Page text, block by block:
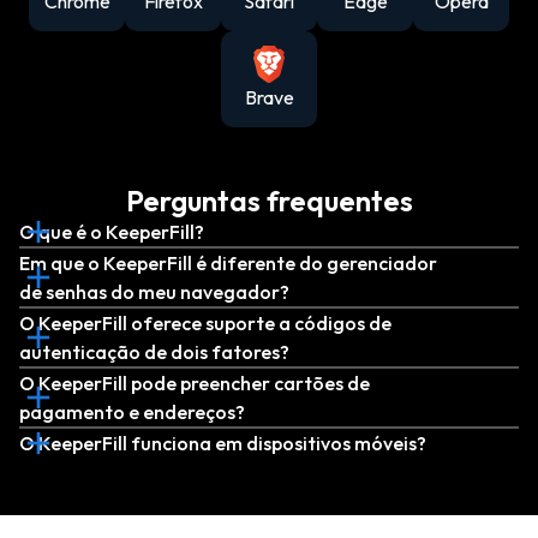
Brave
Perguntas frequentes
O que é o KeeperFill?
Em que o KeeperFill é diferente do gerenciador
de senhas do meu navegador?
O KeeperFill oferece suporte a códigos de
autenticação de dois fatores?
O KeeperFill pode preencher cartões de
pagamento e endereços?
O KeeperFill funciona em dispositivos móveis?